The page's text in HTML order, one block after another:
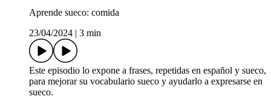
Aprende sueco: comida
23/04/2024
3 min
Este episodio lo expone a frases, repetidas en español y sueco,
para mejorar su vocabulario sueco y ayudarlo a expresarse en
sueco.